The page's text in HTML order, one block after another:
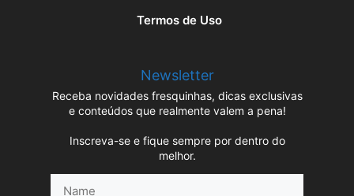
Termos de Uso
Newsletter
Receba novidades fresquinhas, dicas exclusivas
e conteúdos que realmente valem a pena!
Inscreva-se e fique sempre por dentro do
melhor.